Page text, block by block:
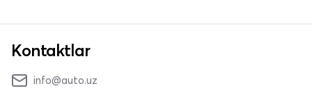
Kontaktlar
info@auto.uz